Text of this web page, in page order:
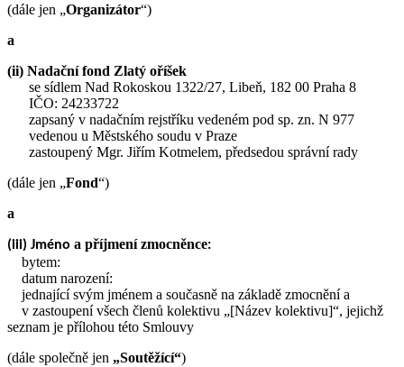
(dále jen „Organizátor“)
a
(ii) Nadační fond Zlatý oříšek
se sídlem Nad Rokoskou 1322/27, Libeň, 182 00 Praha 8
IČO: 24233722
zapsaný v nadačním rejstříku vedeném pod sp. zn. N 977
vedenou u Městského soudu v Praze
zastoupený Mgr. Jiřím Kotmelem, předsedou správní rady
(dále jen „Fond“)
a
(iii) Jméno a příjmení zmocněnce:
bytem:
datum narození:
jednající svým jménem a současně na základě zmocnění a
v zastoupení všech členů kolektivu „[Název kolektivu]“, jejichž
seznam je přílohou této Smlouvy
(dále společně jen „Soutěžící“)